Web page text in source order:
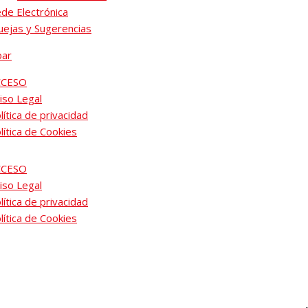
Electrónica
y Sugerencias
Legal
de privacidad
de Cookies
Legal
de privacidad
de Cookies